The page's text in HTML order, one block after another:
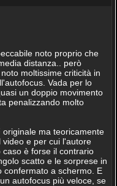
noto proprio che
distanza.. però
moltissime criticità in
Vada per lo
un doppio movimento
penalizzando molto
ma teoricamente
e per cui l'autore
è forse il contrario
scatto e le sorprese in
confermato a schermo. E
autofocus più veloce, se